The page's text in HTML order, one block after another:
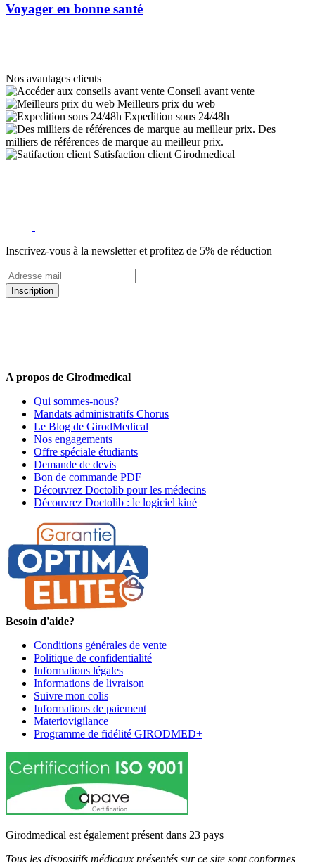
Voyager en bonne santé
Nos avantages clients
Conseil avant vente
Meilleurs prix du web
Expedition sous 24/48h
Des
milliers de références de marque au meilleur prix.
Satisfaction client Girodmedical
Inscrivez-vous à la newsletter et profitez de 5% de réduction
Inscription
A propos de Girodmedical
Qui sommes-nous?
Mandats administratifs Chorus
Le Blog de GirodMedical
Nos engagements
Offre spéciale étudiants
Demande de devis
Bon de commande PDF
Découvrez Doctolib pour les médecins
Découvrez Doctolib : le logiciel kiné
Besoin d'aide?
Conditions générales de vente
Politique de confidentialité
Informations légales
Informations de livraison
Suivre mon colis
Informations de paiement
Materiovigilance
Programme de fidélité GIRODMED+
Girodmedical est également présent dans 23 pays
Tous les dispositifs médicaux présentés sur ce site sont conformes